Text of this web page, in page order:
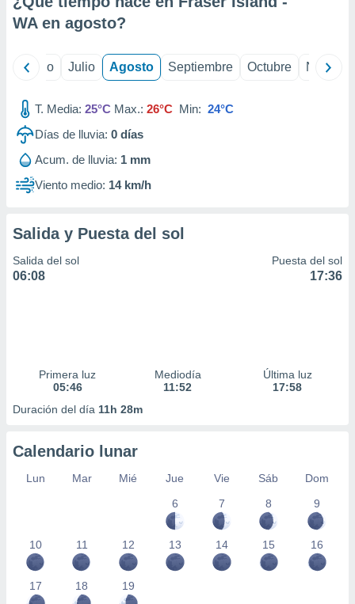
e
publicidad
publicidad
de
WA en agosto?
Junio Julio Agosto Septiembre Octubre
T. Media: 25°C Max.: 26°C Min: 24°C
Días de lluvia: 0 días
Acum. de lluvia: 1 mm
Viento medio: 14 km/h
Salida y Puesta del sol
Salida del sol
06:08
Puesta del sol
17:36
Primera luz
05:46
Mediodía
11:52
Última luz
17:58
Duración del día 11h 28m
Calendario lunar
Lun Mar Mié Jue Vie Sáb
Dom
6
7 8 9
10 11 12 13 14 15 16
17 18 19